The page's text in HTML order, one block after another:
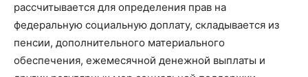
рассчитывается для определения прав на
федеральную социальную доплату, складывается из
пенсии, дополнительного материального
обеспечения, ежемесячной денежной выплаты и